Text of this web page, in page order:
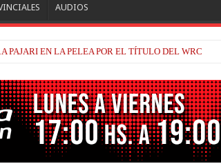
AUDIOS
A PAJARI EN LA PELEA POR EL TÍTULO DEL WRC
A CONTINUIDAD